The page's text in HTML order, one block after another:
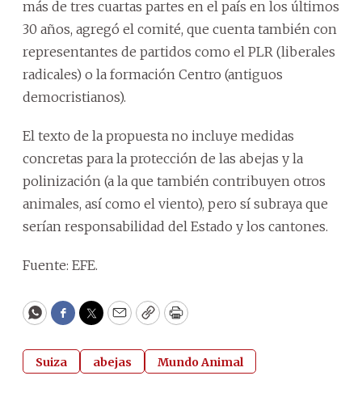
más de tres cuartas partes en el país en los últimos
30 años, agregó el comité, que cuenta también con
representantes de partidos como el PLR (liberales
radicales) o la formación Centro (antiguos
democristianos).
El texto de la propuesta no incluye medidas
concretas para la protección de las abejas y la
polinización (a la que también contribuyen otros
animales, así como el viento), pero sí subraya que
serían responsabilidad del Estado y los cantones.
Fuente: EFE.
WhatsApp
Facebook
Twitter
EmailCopyPrint
Suiza abejas Mundo Animal